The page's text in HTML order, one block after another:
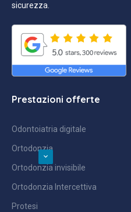
sicurezza.
Prestazioni offerte
Odontoiatria digitale
Ortodonzia
Ortodonzia invisibile
Ortodonzia Intercettiva
Protesi